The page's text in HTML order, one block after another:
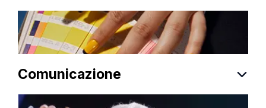
Comunicazione